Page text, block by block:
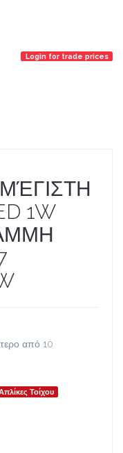
Login for trade prices
1W
από 10
Τοίχου